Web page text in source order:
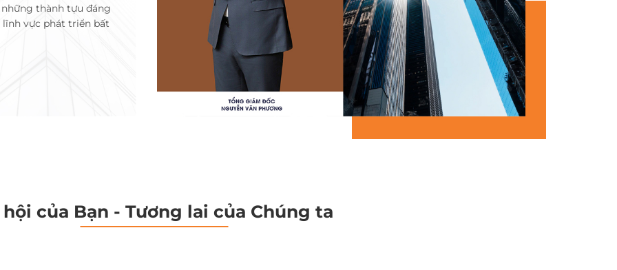
những thành tựu đáng
vực phát triển bất
hội của Bạn - Tương lai của Chúng ta